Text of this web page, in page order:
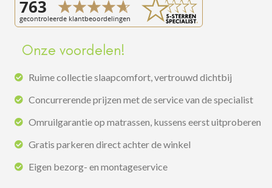
Onze voordelen!
Ruime collectie slaapcomfort, vertrouwd dichtbij
Concurrerende prijzen met de service van de specialist
Omruilgarantie op matrassen, kussens eerst uitproberen
Gratis parkeren direct achter de winkel
Eigen bezorg- en montageservice